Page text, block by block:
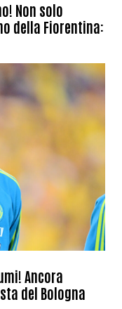
Non solo
della Fiorentina:
Ancora
del Bologna